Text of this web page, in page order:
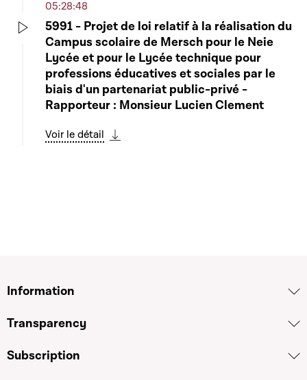
05:28:48
5991 - Projet de loi relatif à la réalisation du
Campus scolaire de Mersch pour le Neie
Lycée et pour le Lycée technique pour
professions éducatives et sociales par le
biais d'un partenariat public-privé -
Rapporteur : Monsieur Lucien Clement
Voir le détail
Information
Transparency
Subscription